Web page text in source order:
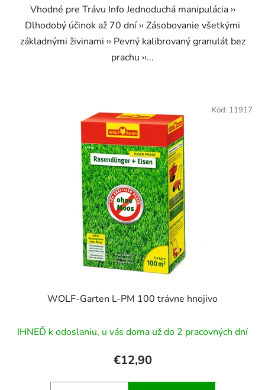
​ Vhodné pre Trávu Info Jednoduchá manipulácia ››
Dlhodobý účinok až 70 dní ›› Zásobovanie všetkými
základnými živinami ›› Pevný kalibrovaný granulát bez
prachu ››...
WOLF-Garten L-PM 100 trávne hnojivo
IHNEĎ k odoslaniu, u vás doma už do 2 pracovných dní
€12,90
Kód: 11917